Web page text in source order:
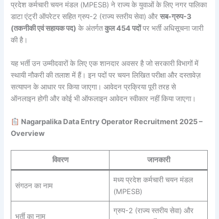
प्रदेश कर्मचारी चयन मंडल (MPESB) ने राज्य के युवाओं के लिए नगर पालिका
डाटा एंट्री ऑपरेटर सहित ग्रुप-2 (राज्य स्तरीय सेवा) औरसब-ग्रुप-3
(तकनीकी एवं सहायक पद) के अंतर्गतकुल 454 पदोंपर भर्ती अधिसूचना जारी
की है।
यह भर्ती उन उम्मीदवारों के लिए एक शानदार अवसर है जो सरकारी विभागों में
स्थायी नौकरी की तलाश में हैं। इन पदों पर चयन लिखित परीक्षा और दस्तावेज़
सत्यापन के आधार पर किया जाएगा। आवेदन प्रक्रिया पूरी तरह से
ऑनलाइन होगी और कोई भी ऑफलाइन आवेदन स्वीकार नहीं किया जाएगा।
Nagarpalika Data Entry Operator Recruitment 2025–
Overview
विवरण जानकारी
संगठन का नाम
मध्य प्रदेश कर्मचारी चयन मंडल
(MPESB)
भर्ती का नाम
ग्रुप-2 (राज्य स्तरीय सेवा) और